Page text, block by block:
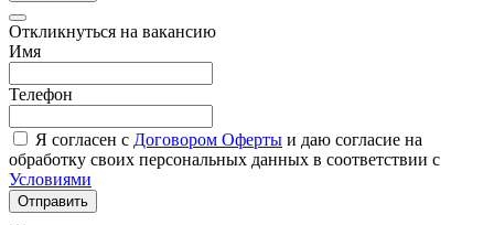
Откликнуться на вакансию
Имя
Телефон
Я согласен с Договором Оферты и даю согласие на
обработку своих персональных данных в соответствии с
Условиями
Отправить